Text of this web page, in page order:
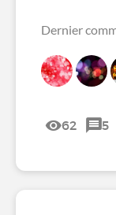
Dernier
62 5